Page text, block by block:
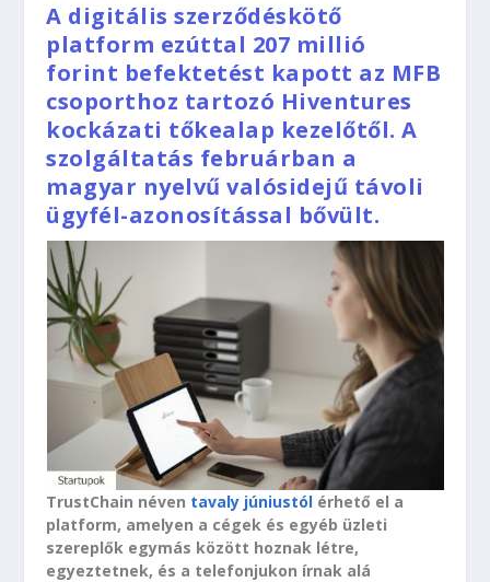
A digitális szerződéskötő
platform ezúttal 207 millió
forint befektetést kapott az MFB
csoporthoz tartozó Hiventures
kockázati tőkealap kezelőtől. A
szolgáltatás februárban a
magyar nyelvű valósidejű távoli
ügyfél-azonosítással bővült.
TrustChain néven tavaly júniustól érhető el a
platform, amelyen a cégek és egyéb üzleti
szereplők egymás között hoznak létre,
egyeztetnek, és a telefonjukon írnak alá